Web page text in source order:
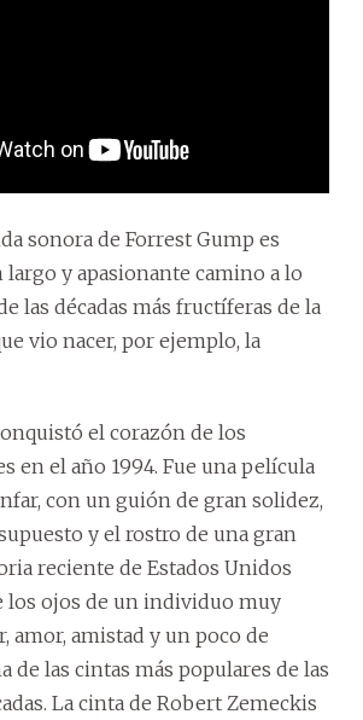
sonora de Forrest Gump es
y apasionante camino a lo
las décadas más fructíferas de la
vio nacer, por ejemplo, la
el corazón de los
en el año 1994. Fue una película
con un guión de gran solidez,
y el rostro de una gran
reciente de Estados Unidos
los ojos de un individuo muy
amor, amistad y un poco de
de las cintas más populares de las
La cinta de Robert Zemeckis